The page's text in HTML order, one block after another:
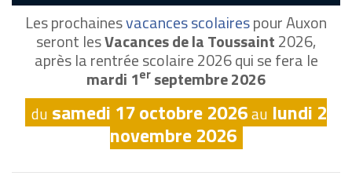
Les prochainesvacances scolairespour Auxon
seront lesVacances de la Toussaint2026,
après la rentrée scolaire 2026 qui se fera le
mardi 1er septembre 2026
du samedi 17 octobre 2026au lundi 2
novembre 2026